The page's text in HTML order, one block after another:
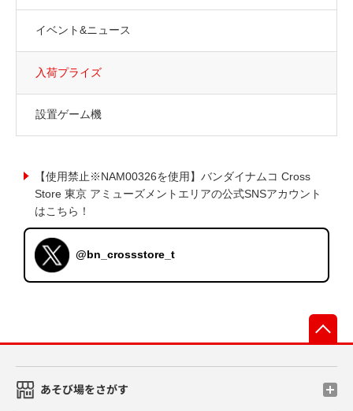
イベント&ニュース
入荷プライズ
設置ゲーム機
【使用禁止※NAM00326を使用】バンダイナムコ Cross
Store 東京 アミューズメントエリアの公式SNSアカウント
はこちら！
@bn_crossstore_t
あそび場をさがす